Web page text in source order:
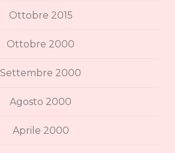
Ottobre 2015
Ottobre 2000
Settembre 2000
Agosto 2000
Aprile 2000